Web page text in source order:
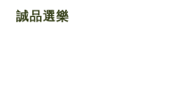
誠品選樂